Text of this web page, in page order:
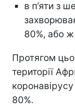
в п’яти з
80%, або
Протягом
території
80%.